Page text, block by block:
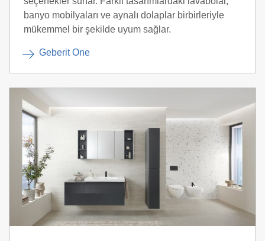
banyo mobilyaları ve aynalı dolaplar birbirleriyle
mükemmel bir şekilde uyum sağlar.
Geberit One